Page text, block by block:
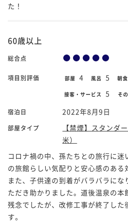
た！
60歳以上
総合点
項目別評価 部屋 4 風呂 5 朝食
接客・サービス 5 そ
宿泊日 2022年8月9日
部屋タイプ
【禁煙】スタンダ
米）
コロナ禍の中、孫たちとの旅行に
の旅館らしい気配りと安心感のある
また、子供達の到着がバラバラにな
ただき助かりました。道後温泉の本
残念でしたが、改修工事が終了した
す。